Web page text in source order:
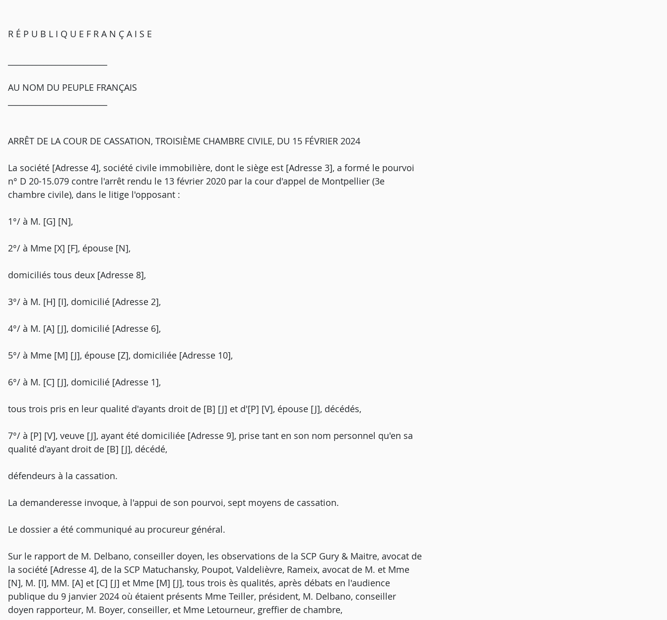
R É P U B L I Q U E F R A N Ç A I S E
AU NOM DU PEUPLE FRANÇAIS
ARRÊT DE LA COUR DE CASSATION, TROISIÈME CHAMBRE CIVILE, DU 15 FÉVRIER 2024
La société [Adresse 4], société civile immobilière, dont le siège est [Adresse 3], a formé le pourvoi
n° D 20-15.079 contre l'arrêt rendu le 13 février 2020 par la cour d'appel de Montpellier (3e
chambre civile), dans le litige l'opposant :
1°/ à M. [G] [N],
2°/ à Mme [X] [F], épouse [N],
domiciliés tous deux [Adresse 8],
3°/ à M. [H] [I], domicilié [Adresse 2],
4°/ à M. [A] [J], domicilié [Adresse 6],
5°/ à Mme [M] [J], épouse [Z], domiciliée [Adresse 10],
6°/ à M. [C] [J], domicilié [Adresse 1],
tous trois pris en leur qualité d'ayants droit de [B] [J] et d'[P] [V], épouse [J], décédés,
7°/ à [P] [V], veuve [J], ayant été domiciliée [Adresse 9], prise tant en son nom personnel qu'en sa
qualité d'ayant droit de [B] [J], décédé,
défendeurs à la cassation.
La demanderesse invoque, à l'appui de son pourvoi, sept moyens de cassation.
Le dossier a été communiqué au procureur général.
Sur le rapport de M. Delbano, conseiller doyen, les observations de la SCP Gury & Maitre, avocat de
la société [Adresse 4], de la SCP Matuchansky, Poupot, Valdelièvre, Rameix, avocat de M. et Mme
[N], M. [I], MM. [A] et [C] [J] et Mme [M] [J], tous trois ès qualités, après débats en l'audience
publique du 9 janvier 2024 où étaient présents Mme Teiller, président, M. Delbano, conseiller
doyen rapporteur, M. Boyer, conseiller, et Mme Letourneur, greffier de chambre,